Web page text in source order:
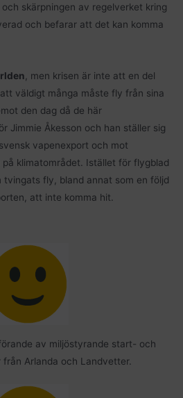
skärpningen av regelverket kring
och befarar att det kan komma
, men krisen är inte att en del
väldigt många måste fly från sina
den dag då de här
Jimmie Åkesson och han ställer sig
vapenexport och mot
klimatområdet. Istället för flygblad
tvingats fly, bland annat som en följd
att inte komma hit.
av miljöstyrande start- och
från Arlanda och Landvetter.